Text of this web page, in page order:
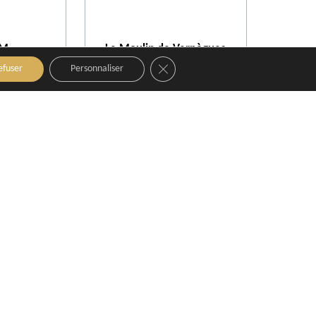
Le Moulin de Vernègues
Mallemort
Personnaliser Close GDPR Cookie Banner